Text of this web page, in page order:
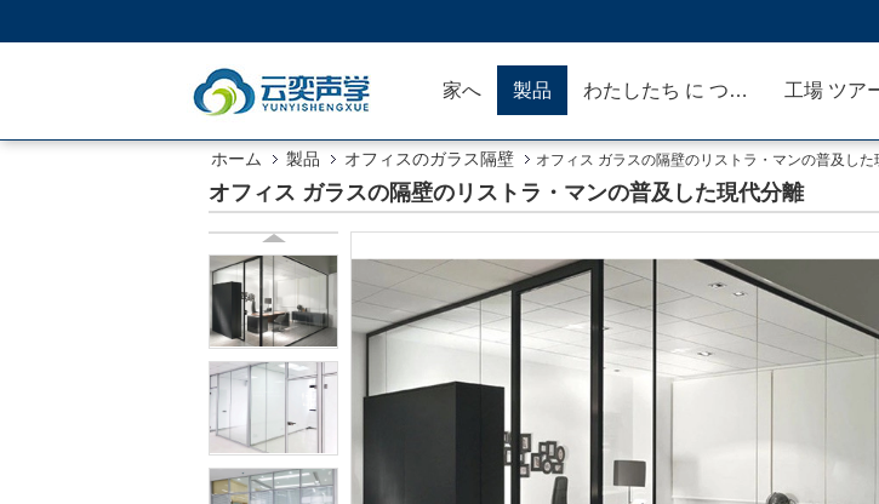
家へ 製品 わたしたち に つい て 工場 ツア
ホーム 製品 オフィスのガラス隔壁 オフィス ガラスの隔壁のリストラ・マンの普及した
オフィス ガラスの隔壁のリストラ・マンの普及した現代分離